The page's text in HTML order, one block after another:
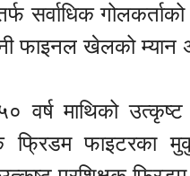
सर्वाधिक गोलकर्ताको
फाइनल खेलको म्यान
वर्ष माथिको उत्कृष्ट
फ्रिडम फाइटरका